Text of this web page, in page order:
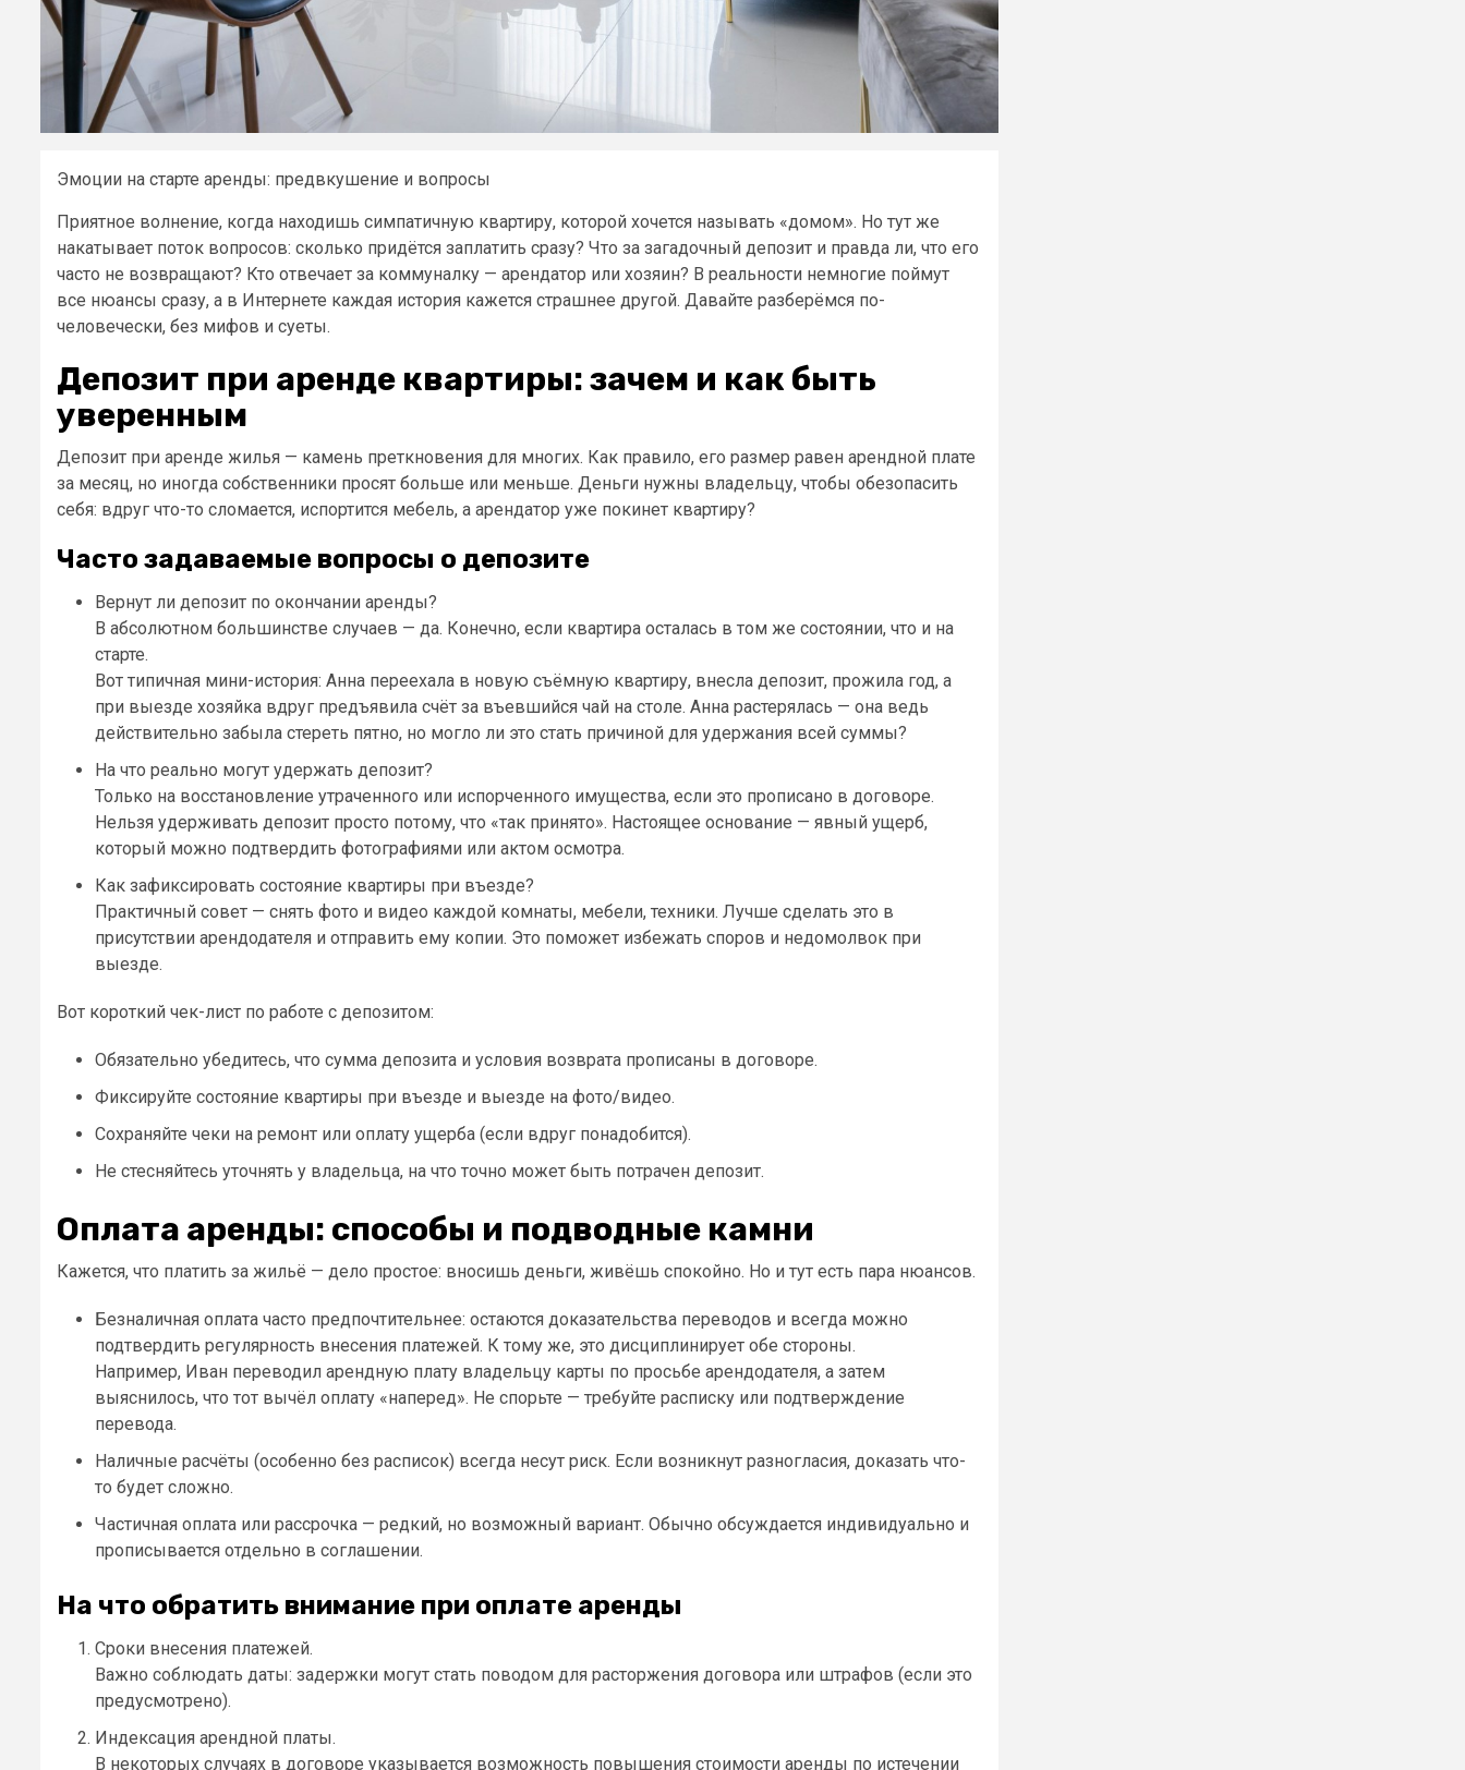
Эмоции на старте аренды: предвкушение и вопросы
Приятное волнение, когда находишь симпатичную квартиру, которой хочется называть «домом». Но тут же
накатывает поток вопросов: сколько придётся заплатить сразу? Что за загадочный депозит и правда ли, что его
часто не возвращают? Кто отвечает за коммуналку — арендатор или хозяин? В реальности немногие поймут
все нюансы сразу, а в Интернете каждая история кажется страшнее другой. Давайте разберёмся по-
человечески, без мифов и суеты.
Депозит при аренде квартиры: зачем и как быть
уверенным
Депозит при аренде жилья — камень преткновения для многих. Как правило, его размер равен арендной плате
за месяц, но иногда собственники просят больше или меньше. Деньги нужны владельцу, чтобы обезопасить
себя: вдруг что-то сломается, испортится мебель, а арендатор уже покинет квартиру?
Часто задаваемые вопросы о депозите
Вернут ли депозит по окончании аренды?
В абсолютном большинстве случаев — да. Конечно, если квартира осталась в том же состоянии, что и на
старте.
Вот типичная мини-история: Анна переехала в новую съёмную квартиру, внесла депозит, прожила год, а
при выезде хозяйка вдруг предъявила счёт за въевшийся чай на столе. Анна растерялась — она ведь
действительно забыла стереть пятно, но могло ли это стать причиной для удержания всей суммы?
На что реально могут удержать депозит?
Только на восстановление утраченного или испорченного имущества, если это прописано в договоре.
Нельзя удерживать депозит просто потому, что «так принято». Настоящее основание — явный ущерб,
который можно подтвердить фотографиями или актом осмотра.
Как зафиксировать состояние квартиры при въезде?
Практичный совет — снять фото и видео каждой комнаты, мебели, техники. Лучше сделать это в
присутствии арендодателя и отправить ему копии. Это поможет избежать споров и недомолвок при
выезде.
Вот короткий чек-лист по работе с депозитом:
Обязательно убедитесь, что сумма депозита и условия возврата прописаны в договоре.
Фиксируйте состояние квартиры при въезде и выезде на фото/видео.
Сохраняйте чеки на ремонт или оплату ущерба (если вдруг понадобится).
Не стесняйтесь уточнять у владельца, на что точно может быть потрачен депозит.
Оплата аренды: способы и подводные камни
Кажется, что платить за жильё — дело простое: вносишь деньги, живёшь спокойно. Но и тут есть пара нюансов.
Безналичная оплата часто предпочтительнее: остаются доказательства переводов и всегда можно
подтвердить регулярность внесения платежей. К тому же, это дисциплинирует обе стороны.
Например, Иван переводил арендную плату владельцу карты по просьбе арендодателя, а затем
выяснилось, что тот вычёл оплату «наперед». Не спорьте — требуйте расписку или подтверждение
перевода.
Наличные расчёты (особенно без расписок) всегда несут риск. Если возникнут разногласия, доказать что-
то будет сложно.
Частичная оплата или рассрочка — редкий, но возможный вариант. Обычно обсуждается индивидуально и
прописывается отдельно в соглашении.
На что обратить внимание при оплате аренды
Сроки внесения платежей.
Важно соблюдать даты: задержки могут стать поводом для расторжения договора или штрафов (если это
предусмотрено).
Индексация арендной платы.
В некоторых случаях в договоре указывается возможность повышения стоимости аренды по истечении